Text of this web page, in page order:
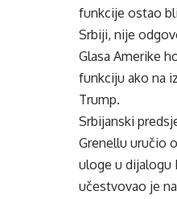
funkcije ostao
Srbiji, nije
Glasa Amerike
funkciju ako na
Trump.
Srbijanski
Grenellu uručio
uloge u dijalogu
učestvovao je